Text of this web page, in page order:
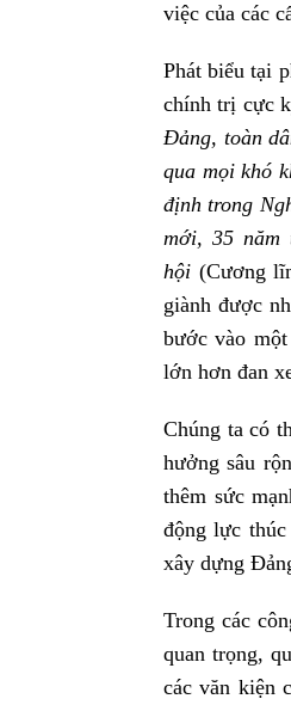
việc của các
Phát biểu tại
chính trị cực
Đảng, toàn
qua mọi khó
định trong
mới, 35 năm
hội (Cương
giành được
bước vào
lớn hơn đan
Chúng ta có
hưởng sâu
thêm sức
động lực
xây dựng
Trong các
quan trọng,
các văn kiện